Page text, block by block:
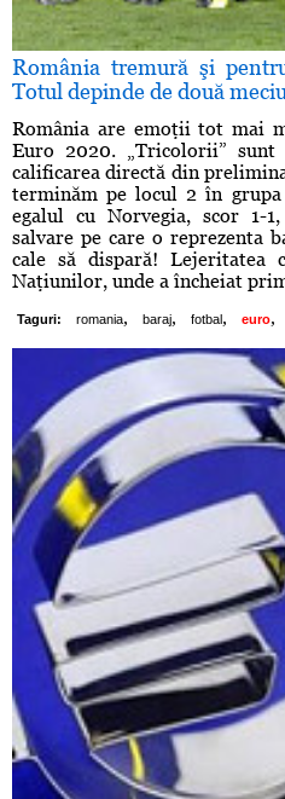
România tremură şi
Totul depinde de două
România are emoţii tot mai
Euro 2020. „Tricolorii”
calificarea directă din
terminăm pe locul 2 în
egalul cu Norvegia, scor 1-
salvare pe care o reprezenta
cale să dispară!
Naţiunilor, unde a încheiat
Taguri: romania, baraj, fotbal , euro,